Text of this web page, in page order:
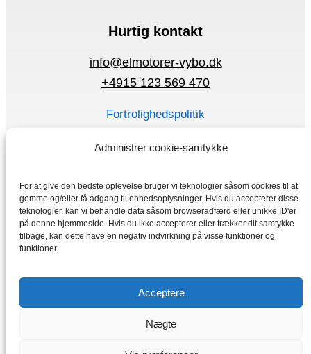
Administrer cookie-samtykke
For at give den bedste oplevelse bruger vi teknologier såsom cookies til at
gemme og/eller få adgang til enhedsoplysninger. Hvis du accepterer disse
teknologier, kan vi behandle data såsom browseradfærd eller unikke ID'er
på denne hjemmeside. Hvis du ikke accepterer eller trækker dit samtykke
tilbage, kan dette have en negativ indvirkning på visse funktioner og
funktioner.
Acceptere
Nægte
Hurtig kontakt
info@elmotorer-vybo.dk
+4915 123 569 470
Fortrolighedspolitik
Elmotorer
Frekvensomformer
Hjem